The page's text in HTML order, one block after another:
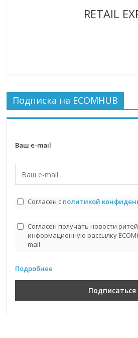
RETAIL
Подписка на ECOMHUB
Ваш e-mail
Согласен с политикой
Согласен получать новости
информационную рассылку
mail
Подробнее